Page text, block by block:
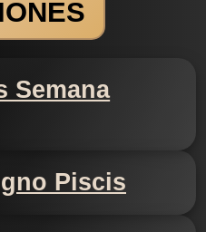
Semana
Piscis